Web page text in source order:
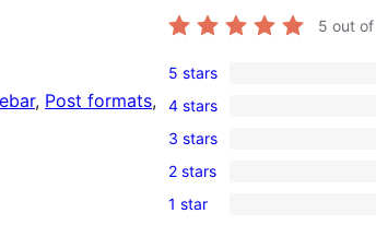
, Post formats
5 out
5
5-
star
reviews
5 stars
0
4-
star
reviews
4 stars
0
3-
star
3 stars
0
2-
2 stars
0
1 star